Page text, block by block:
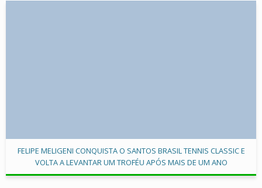
FELIPE MELIGENI CONQUISTA O SANTOS BRASIL TENNIS CLASSIC E
VOLTA A LEVANTAR UM TROFÉU APÓS MAIS DE UM ANO